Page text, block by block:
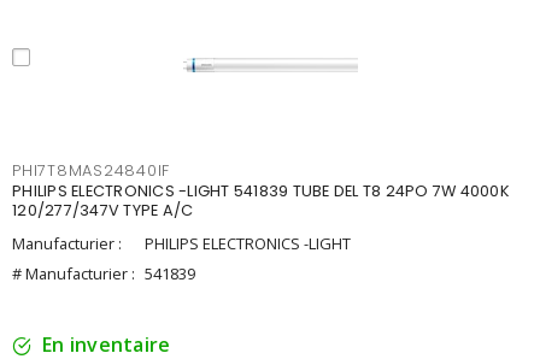
PHI7T8MAS24840IF
PHILIPS ELECTRONICS -LIGHT 541839 TUBE DEL T8 24PO 7W 4000K
120/277/347V TYPE A/C
Manufacturier :
PHILIPS ELECTRONICS -LIGHT
# Manufacturier : 541839
En inventaire